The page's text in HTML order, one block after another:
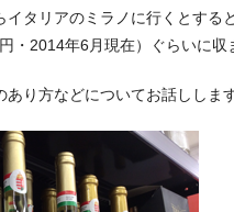
イタリアのミラノに行くとする
・2014年6月現在）ぐらいに収
り方などについてお話しします